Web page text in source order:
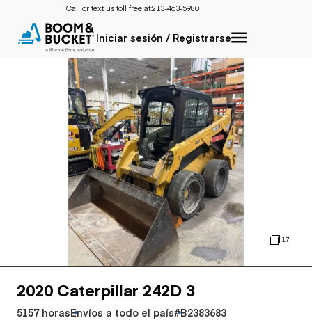
Call or text us toll free at:213-463-5980
Iniciar sesión / Registrarse
17
2020 Caterpillar 242D 3
5157 horasEnvíos a todo el país#B2383683